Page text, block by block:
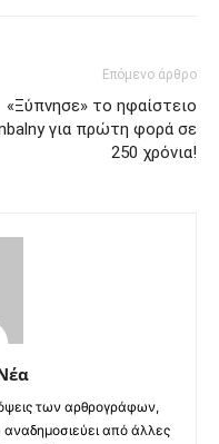
Επόμενο άρθρο
«Ξύπνησε» το ηφαίστειο
για πρώτη φορά σε
250 χρόνια!
των αρθρογράφων,
αναδημοσιεύει από άλλες